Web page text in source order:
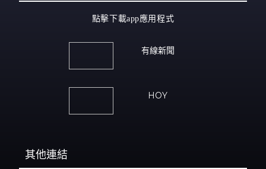
點擊下載app應用程式
有線新聞
HOY
其他連結